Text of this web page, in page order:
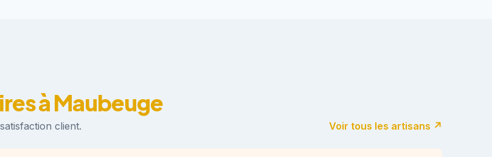
à Maubeuge
client. Voir tous les artisans ↗